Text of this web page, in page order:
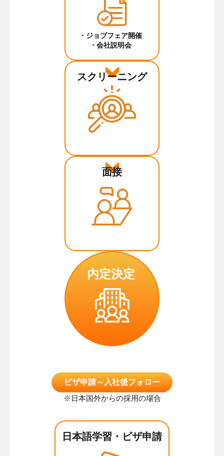
・ジョブフェア開催
・会社説明会
スクリーニング
面接
内定決定
ビザ申請～入社後フォロー
※日本国外からの採用の場合
日本語学習・ビザ申請